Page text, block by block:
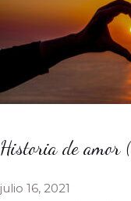
Historia de amor
julio 16, 2021